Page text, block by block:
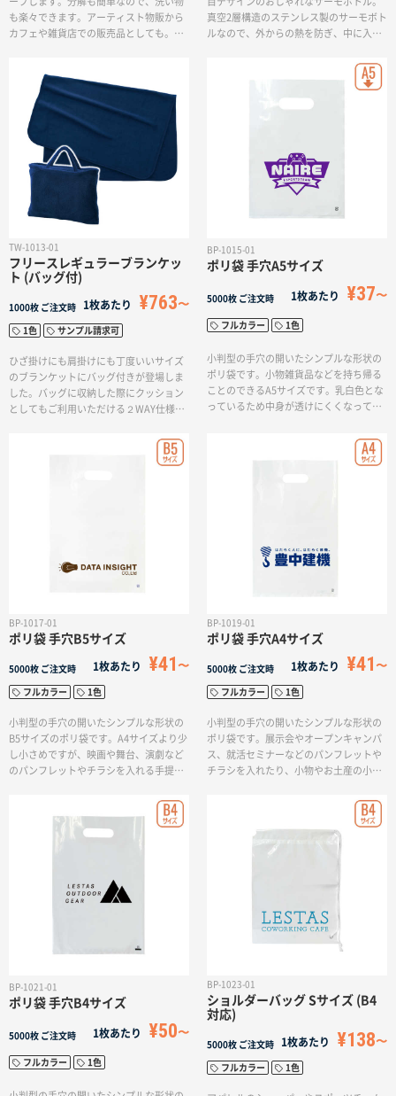
も楽々できます。アーティスト物販から
カフェや雑貨店での販売品としても。企
デザインにワンポイントロゴの印刷、側
面への大きいデザインの印刷も可能で
真空2層構造のステンレス製のサーモボト
ルなので、外からの熱を防ぎ、中に入れ
の持続時間が長いため、持ち運びに適し
た水筒です。側面に大きく1色名入れがで
きるので、インパクトのあるオリジナル
TW-1013-01
フリースレギュラーブランケッ
ト (バッグ付)
1000枚 ご注文時 1枚あたり ¥763
1色 サンプル請求可
ひざ掛けにも肩掛けにも丁度いいサイズ
のブランケットにバッグ付きが登場しま
した。バッグに収納した際にクッション
としてもご利用いただける２WAY仕様で
出かけの際などにぴったりの商品です。
ベーシックなネイビー、ブラック、アイ
BP-1015-01
ポリ袋 手穴A5サイズ
5000枚 ご注文時 1枚あたり ¥37
フルカラー 1色
小判型の手穴の開いたシンプルな形状の
ポリ袋です。小物雑貨品などを持ち帰る
ことのできるA5サイズです。乳白色とな
っているため中身が透けにくくなってお
しているのでロゴなどをいれてオリジナ
ルのデザインで作成して頂けます。
BP-1017-01
ポリ袋 手穴B5サイズ
5000枚 ご注文時 1枚あたり ¥41
フルカラー 1色
小判型の手穴の開いたシンプルな形状の
B5サイズのポリ袋です。A4サイズより少
し小さめですが、映画や舞台、演劇など
のパンフレットやチラシを入れる手提げ
びにも邪魔にならないサイズです。
BP-1019-01
ポリ袋 手穴A4サイズ
5000枚 ご注文時 1枚あたり ¥41
フルカラー 1色
小判型の手穴の開いたシンプルな形状の
ポリ袋です。展示会やオープンキャンパ
ス、就活セミナーなどのパンフレットや
チラシを入れたり、小物やお土産の小分
名や学校名、ロゴやキャッチフレーズな
どを入れて様々なデザインを表現して頂
BP-1021-01
ポリ袋 手穴B4サイズ
5000枚 ご注文時 1枚あたり ¥50
フルカラー 1色
BP-1023-01
ショルダーバッグ Sサイズ (B4
対応)
5000枚 ご注文時 1枚あたり ¥138
フルカラー 1色